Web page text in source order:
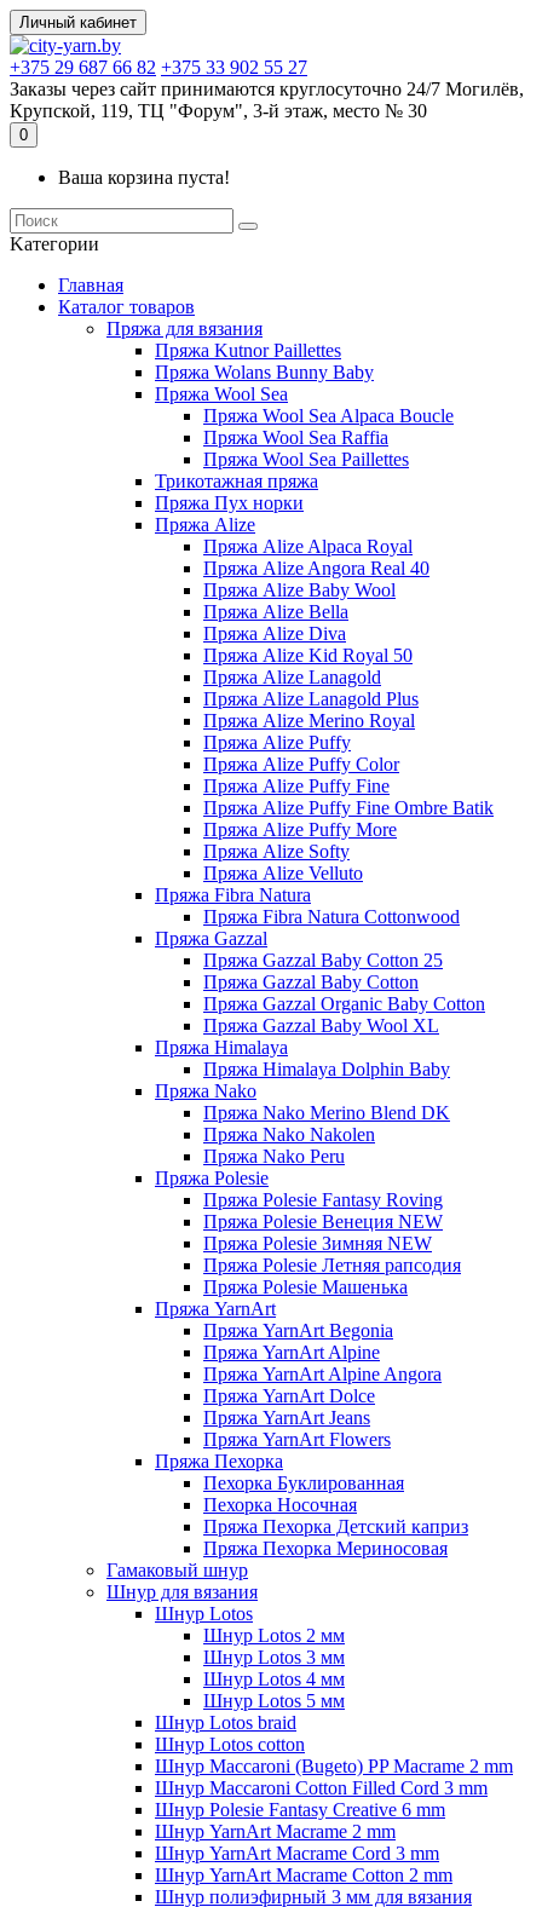
Личный кабинет
+375 29 687 66 82 +375 33 902 55 27
Заказы через сайт принимаются круглосуточно 24/7 Могилёв,
Крупской, 119, ТЦ "Форум", 3-й этаж, место № 30
0
Ваша корзина пуста!
Kатегории
Главная
Каталог товаров
Пряжа для вязания
Пряжа Kutnor Paillettes
Пряжа Wolans Bunny Baby
Пряжа Wool Sea
Пряжа Wool Sea Alpaca Boucle
Пряжа Wool Sea Raffia
Пряжа Wool Sea Paillettes
Трикотажная пряжа
Пряжа Пух норки
Пряжа Alize
Пряжа Alize Alpaca Royal
Пряжа Alize Angora Real 40
Пряжа Alize Baby Wool
Пряжа Alize Bella
Пряжа Alize Diva
Пряжа Alize Kid Royal 50
Пряжа Alize Lanagold
Пряжа Alize Lanagold Plus
Пряжа Alize Merino Royal
Пряжа Alize Puffy
Пряжа Alize Puffy Color
Пряжа Alize Puffy Fine
Пряжа Alize Puffy Fine Ombre Batik
Пряжа Alize Puffy More
Пряжа Alize Softy
Пряжа Alize Velluto
Пряжа Fibra Natura
Пряжа Fibra Natura Cottonwood
Пряжа Gazzal
Пряжа Gazzal Baby Cotton 25
Пряжа Gazzal Baby Cotton
Пряжа Gazzal Organic Baby Cotton
Пряжа Gazzal Baby Wool XL
Пряжа Himalaya
Пряжа Himalaya Dolphin Baby
Пряжа Nako
Пряжа Nako Merino Blend DK
Пряжа Nako Nakolen
Пряжа Nako Peru
Пряжа Polesie
Пряжа Polesie Fantasy Roving
Пряжа Polesie Венеция NEW
Пряжа Polesie Зимняя NEW
Пряжа Polesie Летняя рапсодия
Пряжа Polesie Машенька
Пряжа YarnArt
Пряжа YarnArt Begonia
Пряжа YarnArt Alpine
Пряжа YarnArt Alpine Angora
Пряжа YarnArt Dolce
Пряжа YarnArt Jeans
Пряжа YarnArt Flowers
Пряжа Пехорка
Пехорка Буклированная
Пехорка Носочная
Пряжа Пехорка Детский каприз
Пряжа Пехорка Мериносовая
Гамаковый шнур
Шнур для вязания
Шнур Lotos
Шнур Lotos 2 мм
Шнур Lotos 3 мм
Шнур Lotos 4 мм
Шнур Lotos 5 мм
Шнур Lotos braid
Шнур Lotos cotton
Шнур Maccaroni (Bugeto) PP Macrame 2 mm
Шнур Maccaroni Cotton Filled Cord 3 mm
Шнур Polesie Fantasy Creative 6 mm
Шнур YarnArt Macrame 2 mm
Шнур YarnArt Macrame Cord 3 mm
Шнур YarnArt Macrame Cotton 2 mm
Шнур полиэфирный 3 мм для вязания